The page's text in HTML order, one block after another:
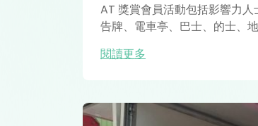
AT 獎賞會員活動包括影響力
告牌、電車亭、巴士、的士、地
閱讀更多